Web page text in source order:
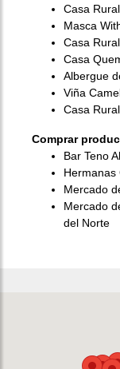
Casa
Masca
Casa
Casa
Albergue
Viña
Casa
Comprar
Bar Teno
Hermanas
Mercado
Mercado
del Norte